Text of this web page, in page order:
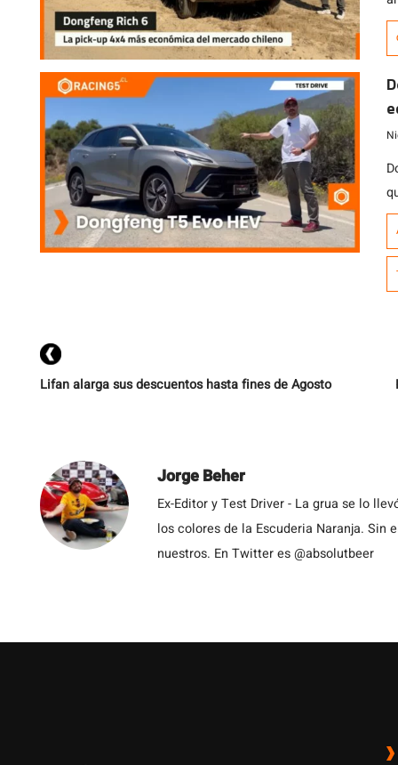
8
y
Lifan alarga sus descuentos hasta fines de Agosto
Jorge Beher
Ex-Editor y Test Driver - La grua se lo
los colores de la Escuderia Naranja. Sin
nuestros. En Twitter es @absolutbeer